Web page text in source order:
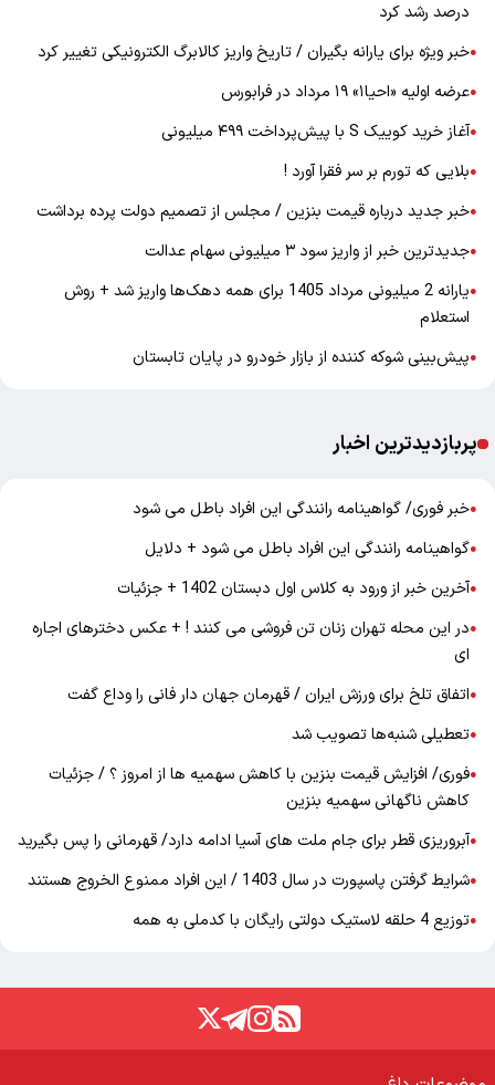
درصد رشد کرد
●خبر ویژه برای یارانه بگیران / تاریخ واریز کالابرگ الکترونیکی تغییر کرد
●عرضه اولیه «احیا۱» ۱۹ مرداد در فرابورس
●آغاز خرید کوییک S با پیش‌پرداخت ۴۹۹ میلیونی
●بلایی که تورم بر سر فقرا آورد !
●خبر جدید درباره قیمت بنزین / مجلس از تصمیم دولت پرده برداشت
●جدیدترین خبر از واریز سود ۳ میلیونی سهام عدالت
●
یارانه 2 میلیونی مرداد 1405 برای همه دهک‌ها واریز شد + روش
استعلام
●پیش‌بینی شوکه کننده از بازار خودرو در پایان تابستان
پربازدیدترین اخبار
●خبر فوری/ گواهینامه رانندگی این افراد باطل می شود
●گواهینامه رانندگی این افراد باطل می شود + دلایل
●آخرین خبر از ورود به کلاس اول دبستان 1402 + جزئیات
●در این محله تهران زنان تن فروشی می کنند ! + عکس دخترهای اجاره
ای
●اتفاق تلخ برای ورزش ایران / قهرمان جهان دار فانی را وداع گفت
●تعطیلی شنبه‌ها تصویب شد
●فوری/ افزایش قیمت بنزین با کاهش سهمیه ها از امروز ؟ / جزئیات
کاهش ناگهانی سهمیه بنزین
●آبروریزی قطر برای جام ملت های آسیا ادامه دارد/ قهرمانی را پس بگیرید
●شرایط گرفتن پاسپورت در سال 1403 / این افراد ممنوع الخروج هستند
●توزیع 4 حلقه لاستیک دولتی رایگان با کدملی به همه